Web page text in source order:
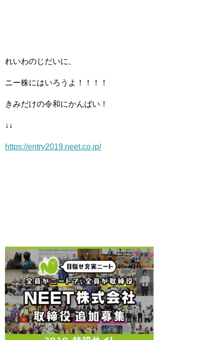
れいわのじだいに、
ニー株にはいろうよ！！！！
きみだけの令和にかんぱい！
↓↓
https://entry2019.neet.co.jp/